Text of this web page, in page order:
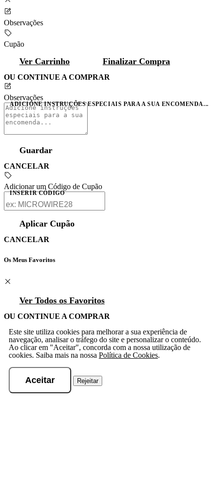
Observações
Cupão
Ver Carrinho Finalizar Compra
OU CONTINUE A COMPRAR
Observações
ADICIONE INSTRUÇÕES ESPECIAIS PARA A SUA ENCOMENDA...
Guardar
CANCELAR
Adicionar um Código de Cupão
INSERIR CÓDIGO
Aplicar Cupão
CANCELAR
Os Meus Favoritos
Ver Todos os Favoritos
OU CONTINUE A COMPRAR
Este site utiliza cookies para melhorar a sua experiência de
navegação, analisar o tráfego do site e personalizar o conteúdo.
Ao clicar em "Aceitar", concorda com a nossa utilização de
cookies. Saiba mais na nossa Política de Cookies.
Aceitar Rejeitar